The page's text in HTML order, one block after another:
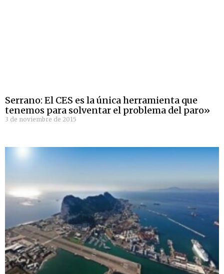
Serrano: El CES es la única herramienta que
tenemos para solventar el problema del paro»
3 de noviembre de 2015